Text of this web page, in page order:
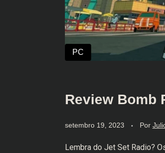
Review Bomb
setembro 19, 2023 Por
Lembra do Jet Set Radio?